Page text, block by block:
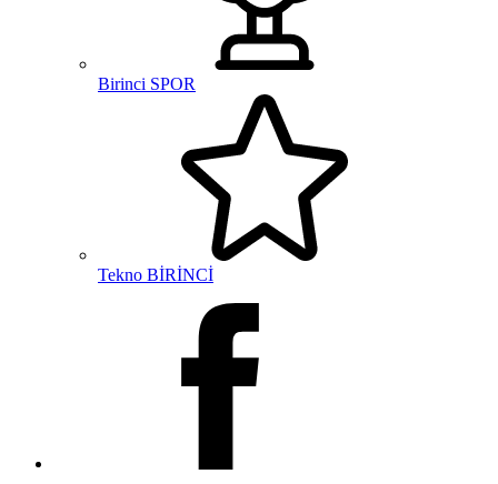
Birinci SPOR
Tekno BİRİNCİ